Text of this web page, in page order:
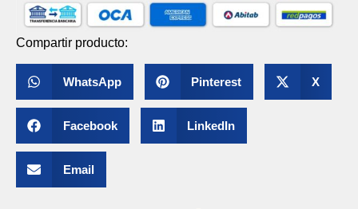
Compartir producto:
WhatsApp Pinterest X
Facebook LinkedIn
Email